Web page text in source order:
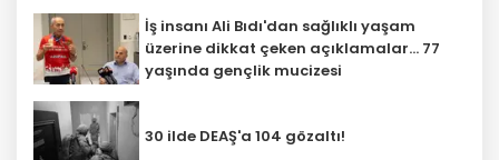
İş insanı Ali Bıdı'dan sağlıklı yaşam
üzerine dikkat çeken açıklamalar... 77
yaşında gençlik mucizesi
30 ilde DEAŞ'a 104 gözaltı!